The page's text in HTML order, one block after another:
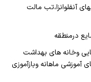
آنفلوانزا،تب مالت
وخانه های بهداشت
آموزشی ماهانه وبازآموزی